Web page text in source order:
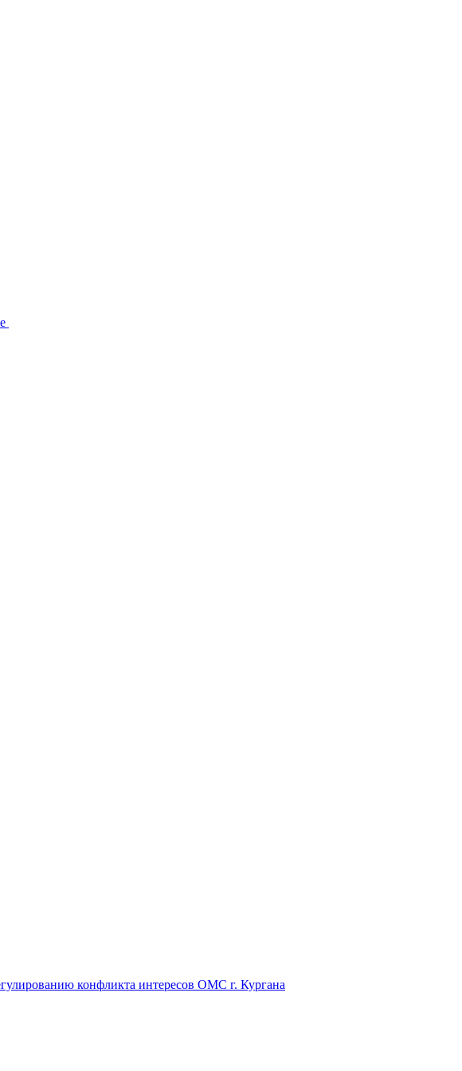
конфликта интересов ОМС г. Кургана